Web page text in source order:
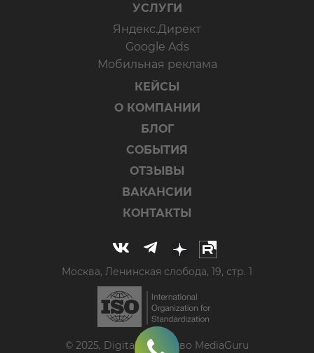
УСЛУГИ
Яндекс.Директ
Google Ads
Мобильная реклама
КЕЙСЫ
О КОМПАНИИ
БЛОГ
СОБЫТИЯ
ОТЗЫВЫ
ВАКАНСИИ
КОНТАКТЫ
Москва, Ленинская слобода, 19, стр. 1
© 2025, Digital-агентство MediaGuru